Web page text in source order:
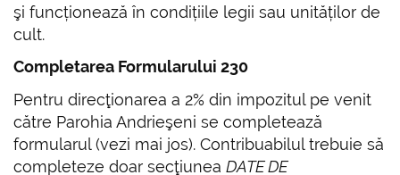
şi funcționează în condițiile legii sau unităților de
cult.
Completarea Formularului 230
Pentru direcţionarea a 2% din impozitul pe venit
către Parohia Andrieşenise completează
formularul (vezi mai jos). Contribuabilul trebuie să
completeze doar secţiuneaDATE DE